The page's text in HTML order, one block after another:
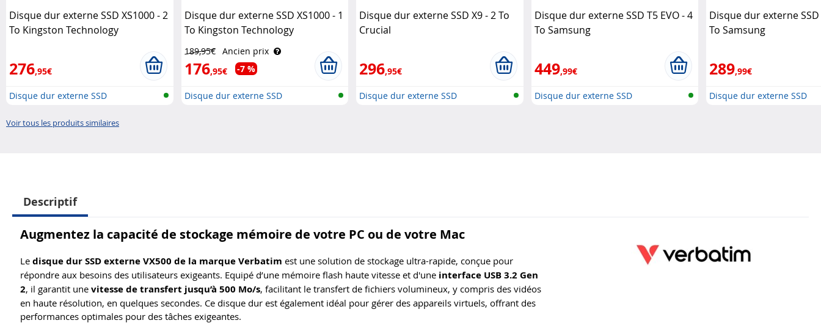
Disque dur externe SSD XS1000 - 2
To Kingston Technology
276,95€
Disque dur externe SSD
Disque dur externe SSD XS1000 - 1
To Kingston Technology
189,95€ Ancien prix
176,95€ -7 %
Disque dur externe SSD
Disque dur externe SSD X9 - 2 To
Crucial
296,95€
Disque dur externe SSD
Disque dur externe SSD T5 EVO - 4
To Samsung
449,99€
Disque dur externe SSD
Disque dur externe SSD
To Samsung
289,99€
Disque dur externe SSD
Voir tous les produits similaires
Descriptif
Augmentez la capacité de stockage mémoire de votre PC ou de votre Mac
Le disque dur SSD externe VX500 de la marque Verbatim est une solution de stockage ultra-rapide, conçue pour
répondre aux besoins des utilisateurs exigeants. Equipé d’une mémoire flash haute vitesse et d'une interface USB 3.2 Gen
2, il garantit une vitesse de transfert jusqu’à 500 Mo/s, facilitant le transfert de fichiers volumineux, y compris des vidéos
en haute résolution, en quelques secondes. Ce disque dur est également idéal pour gérer des appareils virtuels, offrant des
performances optimales pour des tâches exigeantes.